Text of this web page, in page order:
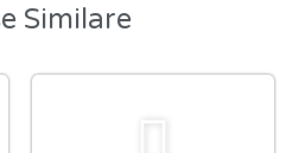
Similare